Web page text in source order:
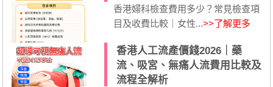
香港婦科檢查費用多少？常見檢查項
目及收費比較｜女性...>>了解更多
香港人工流產價錢2026｜藥
流、吸宮、無痛人流費用比較及
流程全解析